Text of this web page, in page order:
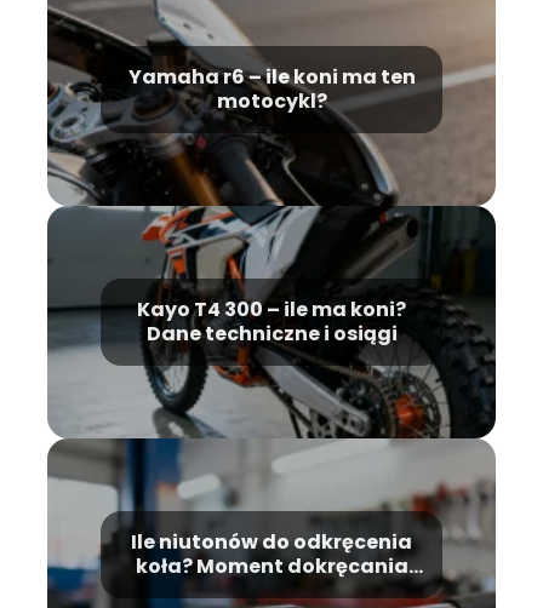
Yamaha r6 – ile koni ma ten
motocykl?
Kayo T4 300 – ile ma koni?
Dane techniczne i osiągi
Ile niutonów do odkręcenia
koła? Moment dokręcania
śrub